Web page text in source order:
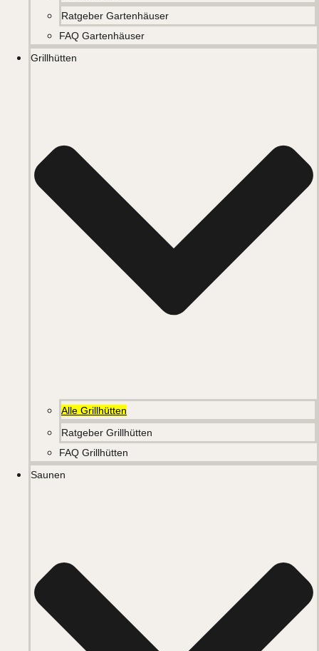
Ratgeber Gartenhäuser
FAQ Gartenhäuser
Grillhütten
Alle Grillhütten
Ratgeber Grillhütten
FAQ Grillhütten
Saunen